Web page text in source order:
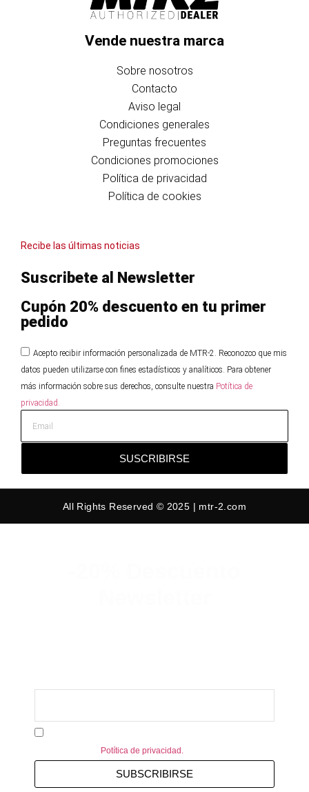
Vende nuestra marca
Sobre nosotros
Contacto
Aviso legal
Condiciones generales
Preguntas frecuentes
Condiciones promociones
Política de privacidad
Política de cookies
Recibe las últimas noticias
Suscribete al Newsletter
Cupón 20% descuento en tu primer
pedido
Acepto recibir información personalizada de MTR-2. Reconozco que mis
datos pueden utilizarse con fines estadísticos y analíticos. Para obtener
más información sobre sus derechos, consulte nuestra Potítica de
privacidad.
SUSCRIBIRSE
All Rights Reserved © 2025 | mtr-2.com
Potítica de privacidad.
SUBSCRIBIRSE